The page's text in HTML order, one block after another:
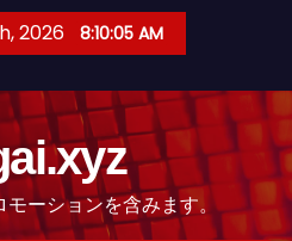
2026 8:10:06 AM
モーションを含みます。